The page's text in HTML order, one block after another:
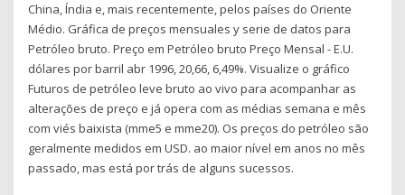
China, Índia e, mais recentemente, pelos países do Oriente
Médio. Gráfica de preços mensuales y serie de datos para
Petróleo bruto. Preço em Petróleo bruto Preço Mensal - E.U.
dólares por barril abr 1996, 20,66, 6,49%. Visualize o gráfico
Futuros de petróleo leve bruto ao vivo para acompanhar as
alterações de preço e já opera com as médias semana e mês
com viés baixista (mme5 e mme20). Os preços do petróleo são
geralmente medidos em USD. ao maior nível em anos no mês
passado, mas está por trás de alguns sucessos.